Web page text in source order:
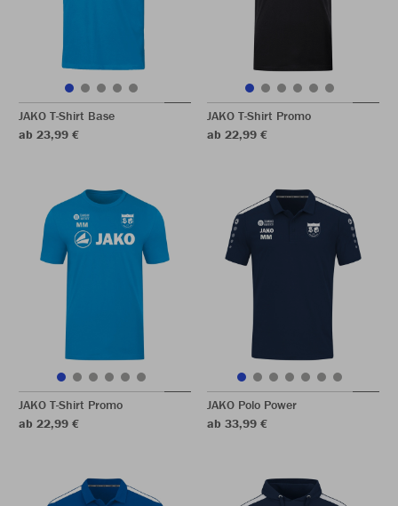
JAKO T-Shirt Base
ab 23,99 €
JAKO T-Shirt Promo
ab 22,99 €
JAKO T-Shirt Promo
ab 22,99 €
JAKO Polo Power
ab 33,99 €